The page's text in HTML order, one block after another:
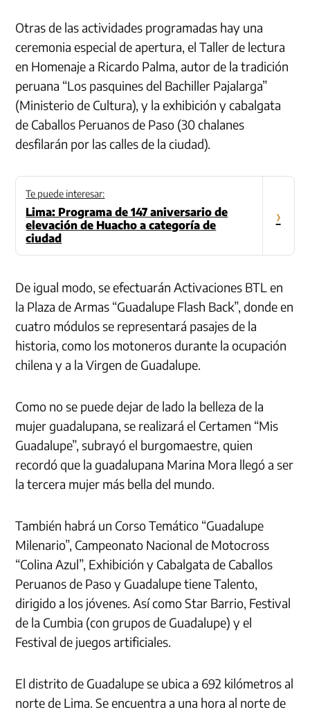
Otras de las actividades programadas hay una
ceremonia especial de apertura, el Taller de lectura
en Homenaje a Ricardo Palma, autor de la tradición
peruana “Los pasquines del Bachiller Pajalarga”
(Ministerio de Cultura), y la exhibición y cabalgata
de Caballos Peruanos de Paso (30 chalanes
desfilarán por las calles de la ciudad).
Te puede interesar:
Lima: Programa de 147 aniversario de
elevación de Huacho a categoría de
ciudad
›
De igual modo, se efectuarán Activaciones BTL en
la Plaza de Armas “Guadalupe Flash Back”, donde en
cuatro módulos se representará pasajes de la
historia, como los motoneros durante la ocupación
chilena y a la Virgen de Guadalupe.
Como no se puede dejar de lado la belleza de la
mujer guadalupana, se realizará el Certamen “Mis
Guadalupe”, subrayó el burgomaestre, quien
recordó que la guadalupana Marina Mora llegó a ser
la tercera mujer más bella del mundo.
También habrá un Corso Temático “Guadalupe
Milenario”, Campeonato Nacional de Motocross
“Colina Azul”, Exhibición y Cabalgata de Caballos
Peruanos de Paso y Guadalupe tiene Talento,
dirigido a los jóvenes. Así como Star Barrio, Festival
de la Cumbia (con grupos de Guadalupe) y el
Festival de juegos artificiales.
El distrito de Guadalupe se ubica a 692 kilómetros al
norte de Lima. Se encuentra a una hora al norte de